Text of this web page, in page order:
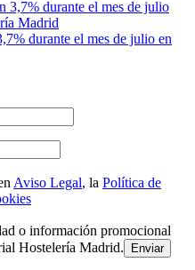
durante el mes de julio en
Aviso Legal, la Política de
o información promocional
Hostelería Madrid.